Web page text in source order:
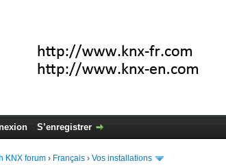
S’enregistrer
KNX forum › Français ›Vos installations